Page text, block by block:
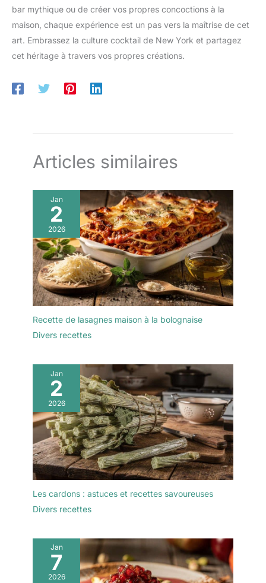
bar mythique ou de créer vos propres concoctions à la
maison, chaque expérience est un pas vers la maîtrise de cet
art. Embrassez la culture cocktail de New York et partagez
cet héritage à travers vos propres créations.
Articles similaires
Jan
2
2026
Recette de lasagnes maison à la bolognaise
Divers recettes
Jan
2
2026
Les cardons : astuces et recettes savoureuses
Divers recettes
Jan
7
2026